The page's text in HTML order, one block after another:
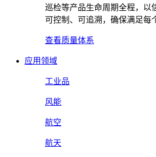
巡检等产品生命周期全程，以
可控制、可追溯，确保满足每
查看质量体系
应用领域
工业品
风能
航空
航天